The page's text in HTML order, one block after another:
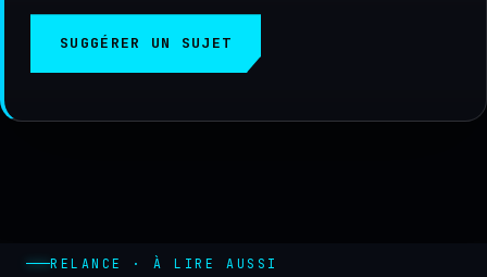
SUGGÉRER UN SUJET
RELANCE · À LIRE AUSSI